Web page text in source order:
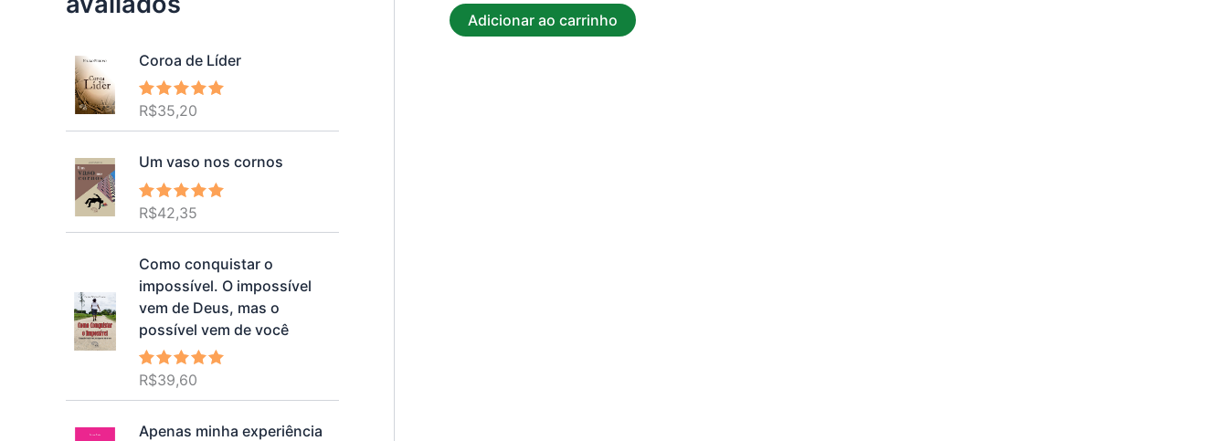
Coroa de Líder
Avaliação
R$35,20
Um vaso nos cornos
Avaliação
de 5
R$42,35
Como conquistar o
impossível. O impossível
vem de Deus, mas o
possível vem de você
Avaliação
R$39,60
Apenas minha experiência
de 5
Adicionar ao carrinho